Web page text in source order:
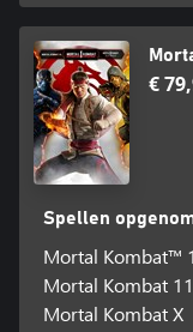
€
Spellen
Mortal Kombat™ 1
Mortal Kombat 11
Mortal Kombat X